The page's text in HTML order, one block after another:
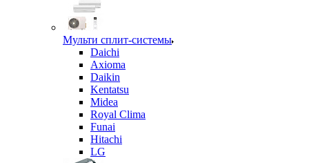
Мульти сплит-системы
Daichi
Axioma
Daikin
Kentatsu
Midea
Royal Clima
Funai
Hitachi
LG